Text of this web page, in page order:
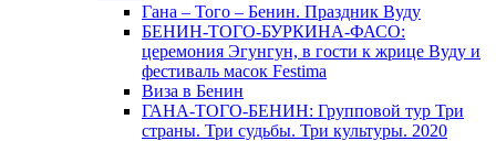
Гана – Того – Бенин. Праздник Вуду
БЕНИН-ТОГО-БУРКИНА-ФАСО:
церемония Эгунгун, в гости к жрице Вуду и
фестиваль масок Festima
Виза в Бенин
ГАНА-ТОГО-БЕНИН: Групповой тур Три
страны. Три судьбы. Три культуры. 2020